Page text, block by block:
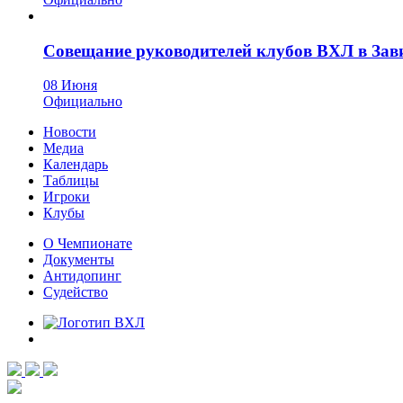
Совещание руководителей клубов ВХЛ в
08 Июня
Официально
Новости
Медиа
Календарь
Таблицы
Игроки
Клубы
О Чемпионате
Документы
Антидопинг
Судейство